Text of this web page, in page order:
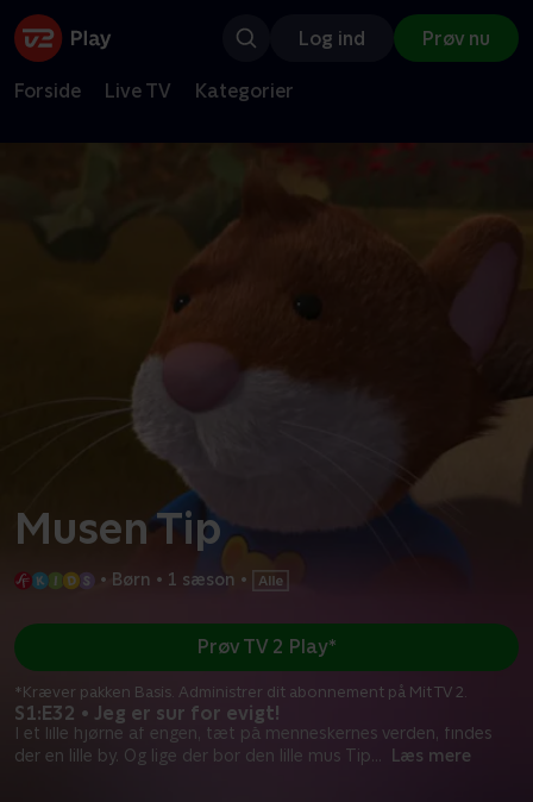
Log ind Prøv nu
Forside Live TV Kategorier
Musen Tip
• Børn • 1 sæson •
S1:E32 • Jeg er sur for evigt!
I et lille hjørne af engen, tæt på menneskernes verden, findes
der en lille by. Og lige der bor den lille mus Tip... Læs mere
Prøv TV 2 Play*
*Kræver pakken Basis. Administrer dit abonnement på Mit TV 2.